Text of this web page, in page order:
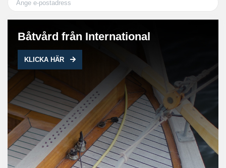
Båtvård från International
KLICKA HÄR